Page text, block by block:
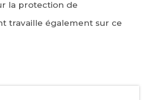
la protection de
travaille également sur ce